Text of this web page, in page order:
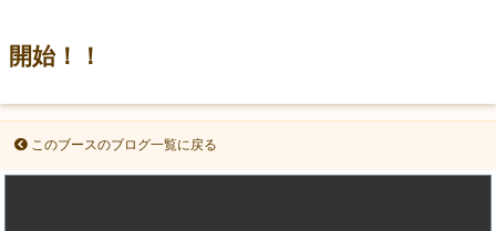
開始！！
このブースのブログ一覧に戻る